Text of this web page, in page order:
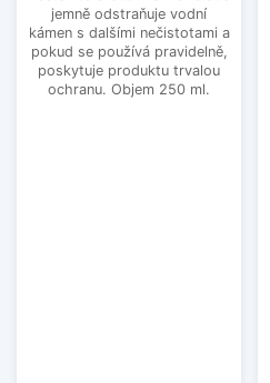
jemně odstraňuje vodní
kámen s dalšími nečistotami a
pokud se používá pravidelně,
poskytuje produktu trvalou
ochranu. Objem 250 ml.